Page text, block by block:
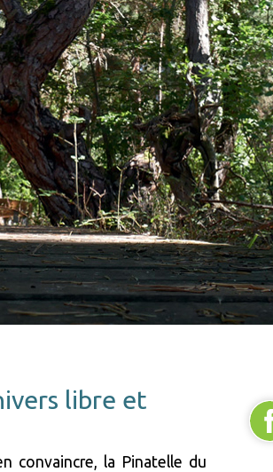
libre et
convaincre, la Pinatelle du